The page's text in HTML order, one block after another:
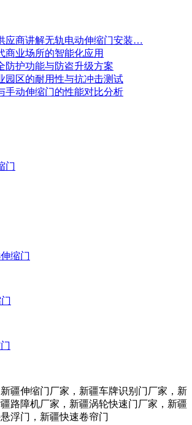
应商讲解无轨电动伸缩门安装…
商业场所的智能化应用
防护功能与防盗升级方案
园区的耐用性与抗冲击测试
手动伸缩门的性能对比分析
门
缩门
疆伸缩门厂家，新疆车牌识别门厂家，新
疆路障机厂家 ，新疆涡轮快速门厂家 ，新疆
浮门，新疆快速卷帘门